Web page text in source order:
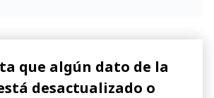
que algún dato de la
desactualizado o